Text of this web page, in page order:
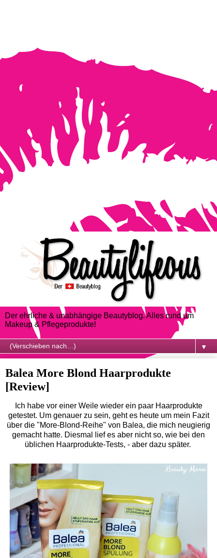
Der ehrliche & unabhängige Beautyblog. Alles rund um
Makeup & Pflegeprodukte!
▼
Balea More Blond Haarprodukte
[Review]
Ich habe vor einer Weile wieder ein paar Haarprodukte
getestet. Um genauer zu sein, geht es heute um mein Fazit
über die "More-Blond-Reihe" von Balea, die mich neugierig
gemacht hatte. Diesmal lief es aber nicht so, wie bei den
üblichen Haarprodukte-Tests, - aber dazu später.